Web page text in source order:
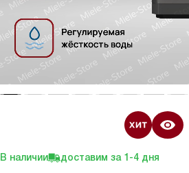
В наличии доставим за 1-4 дня